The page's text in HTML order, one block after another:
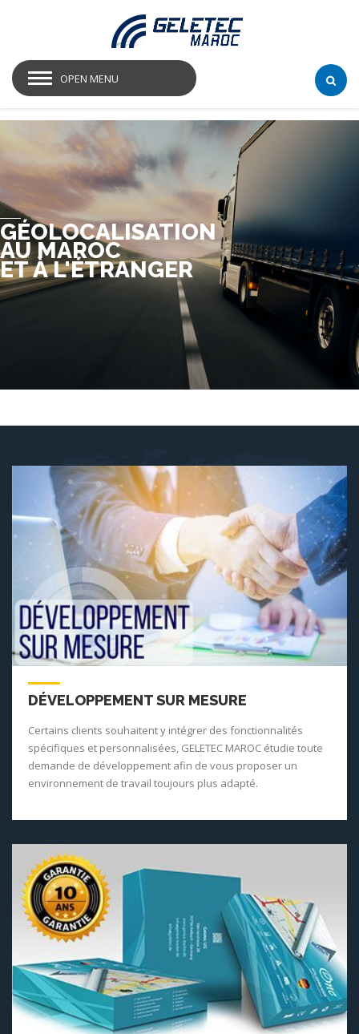
OPEN MENU
ET À L'ÉTRANGER
AU MAROC
GÉOLOCALISATION
DÉVELOPPEMENT SUR MESURE
Certains clients souhaitent y intégrer des fonctionnalités
spécifiques et personnalisées, GELETEC MAROC étudie toute
demande de développement afin de vous proposer un
environnement de travail toujours plus adapté.